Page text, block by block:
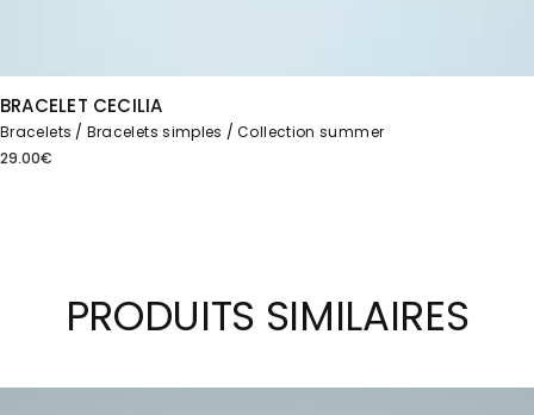
BRACELET CECILIA
Bracelets Bracelets simples
Collection summer
29.00€
PRODUITS SIMILAIRES